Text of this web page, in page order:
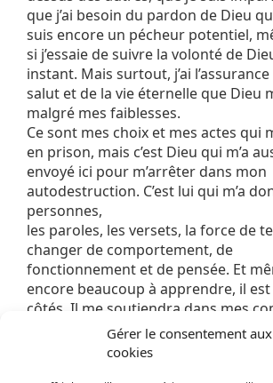
Gérer le consentement aux
cookies
que j’ai besoin du pardon de Dieu
suis encore un pécheur potentiel,
si j’essaie de suivre la volonté de
instant. Mais surtout, j’ai
salut et de la vie éternelle que Dieu
malgré mes faiblesses.
Ce sont mes choix et mes actes qui
en prison, mais c’est Dieu qui m’a
envoyé ici pour m’arrêter dans mon
autodestruction. C’est lui qui m’a
personnes,
les paroles, les versets, la force de
changer de comportement, de
fonctionnement et de pensée. Et
encore beaucoup à apprendre, il est
côtés. Il me soutiendra dans mes
suivre le chemin qu’il a tracé pour
ne sais pas si je pourrai un jour